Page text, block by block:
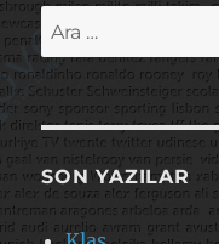
Ara:
SON YAZILAR